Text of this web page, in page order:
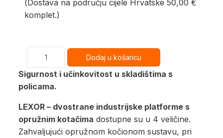
(Dostava na području cijele Hrvatske 50,00 €
komplet.)
Sigurnost i učinkovitost u skladištima s
policama.
LEXOR – dvostrane industrijske platforme s
opružnim kotačima dostupne su u 4 veličine.
Zahvaljujući opružnom kočionom sustavu, pri